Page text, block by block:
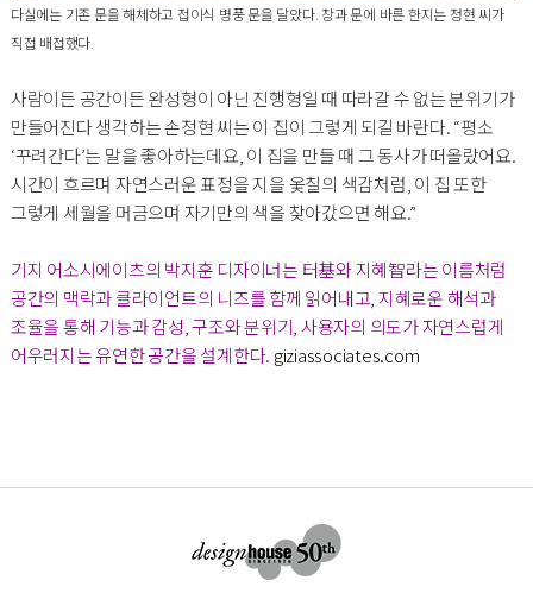
다실에는 기존 문을 해체하고 접이식 병풍 문을 달았다. 창과 문에 바른 한지는 정현 씨가
직접 배접했다.
사람이든 공간이든 완성형이 아닌 진행형일 때 따라갈 수 없는 분위기가
만들어진다 생각하는 손정현 씨는 이 집이 그렇게 되길 바란다. “평소
‘꾸려간다’는 말을 좋아하는데요, 이 집을 만들 때 그 동사가 떠올랐어요.
시간이 흐르며 자연스러운 표정을 지을 옻칠의 색감처럼, 이 집 또한
그렇게 세월을 머금으며 자기만의 색을 찾아갔으면 해요.”
기지 어소시에이츠의 박지훈 디자이너는 터基와 지혜智라는 이름처럼
공간의 맥락과 클라이언트의 니즈를 함께 읽어내고, 지혜로운 해석과
조율을 통해 기능과 감성, 구조와 분위기, 사용자의 의도가 자연스럽게
어우러지는 유연한 공간을 설계한다. giziassociates.com